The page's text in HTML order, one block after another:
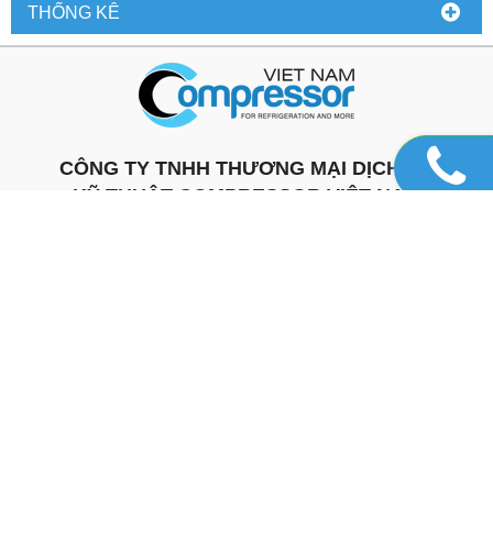
THỐNG KÊ
CÔNG TY TNHH THƯƠNG MẠI DỊCH VỤ
KỸ THUẬT COMPRESSOR VIỆT NAM